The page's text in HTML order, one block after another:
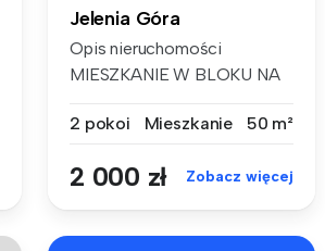
Jelenia Góra
Opis nieruchomości
MIESZKANIE W BLOKU NA
2 pokoi
Mieszkanie 50 m²
2 000 zł Zobacz więcej